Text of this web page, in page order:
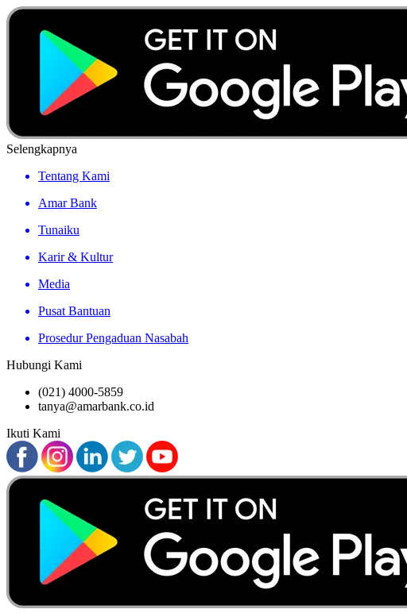
Selengkapnya
Tentang Kami
Amar Bank
Tunaiku
Karir & Kultur
Media
Pusat Bantuan
Prosedur Pengaduan Nasabah
Hubungi Kami
(021) 4000-5859
tanya@amarbank.co.id
Ikuti Kami